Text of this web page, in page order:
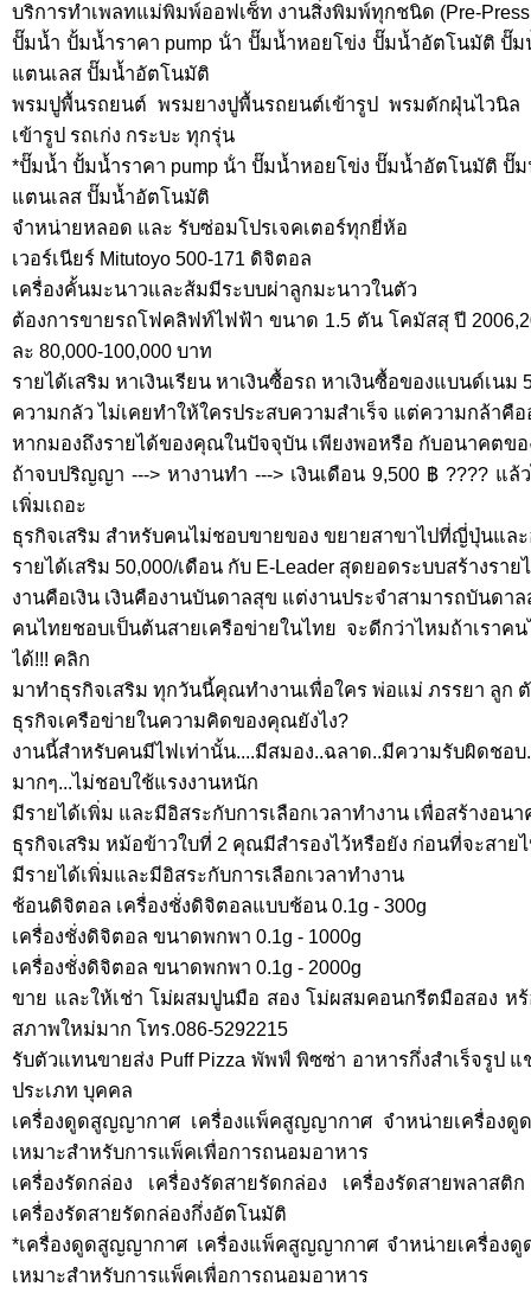
บริการทำเพลทแม่พิมพ์ออฟเซ็ท งานสิ่งพิมพ์ทุกชนิด (Pre-Press
ปั๊มน้ำ ปั้มน้ำราคา pump น้ํา ปั๊มน้ำหอยโข่ง ปั๊มน้ำอัตโนมัติ ปั๊
แตนเลส ปั๊มน้ำอัตโนมัติ
พรมปูพื้นรถยนต์ พรมยางปูพื้นรถยนต์เข้ารูป พรมดักฝุ่นไวนิ
เข้ารูป รถเก่ง กระบะ ทุกรุ่น
*ปั๊มน้ำ ปั้มน้ำราคา pump น้ํา ปั๊มน้ำหอยโข่ง ปั๊มน้ำอัตโนมัติ ปั๊
แตนเลส ปั๊มน้ำอัตโนมัติ
จำหน่ายหลอด และ รับซ่อมโปรเจคเตอร์ทุกยี่ห้อ
เวอร์เนียร์ Mitutoyo 500-171 ดิจิตอล
เครื่องคั้นมะนาวและส้มมีระบบผ่าลูกมะนาวในตัว
ต้องการขายรถโฟคลิฟท์ไฟฟ้า ขนาด 1.5 ตัน โคมัสสุ ปี
ละ 80,000-100,000 บาท
รายได้เสริม หาเงินเรียน หาเงินซื้อรถ หาเงินซื้อของแบนด์เนม
ความกลัว ไม่เคยทำให้ใครประสบความสำเร็จ แต่ความกล้าคื
หากมองถึงรายได้ของคุณในปัจจุบัน เพียงพอหรือ กับอนาคตข
ถ้าจบปริญญา ---> หางานทำ ---> เงินเดือน 9,500 ฿ ???? แล้
เพิ่มเถอะ
ธุรกิจเสริม สำหรับคนไม่ชอบขายของ ขยายสาขาไปที่ญี่ปุ่นและ
รายได้เสริม 50,000/เดือน กับ E-Leader สุดยอดระบบสร้างรา
งานคือเงิน เงินคืองานบันดาลสุข แต่งานประจำสามารถบันดา
คนไทยชอบเป็นต้นสายเครือข่ายในไทย จะดีกว่าไหมถ้าเราค
ได้!!! คลิก
มาทำธุรกิจเสริม ทุกวันนี้คุณทำงานเพื่อใคร พ่อแม่ ภรรยา ลูก ตั
ธุรกิจเครือข่ายในความคิดของคุณยังไง?
งานนี้สำหรับคนมีไฟเท่านั้น....มีสมอง..ฉลาด..มีความรับผิดชอบ
มากๆ...ไม่ชอบใช้แรงงานหนัก
มีรายได้เพิ่ม และมีอิสระกับการเลือกเวลาทำงาน เพื่อสร้าง
ธุรกิจเสริม หม้อข้าวใบที่ 2 คุณมีสำรองไว้หรือยัง ก่อนที่จะสายไ
มีรายได้เพิ่มและมีอิสระกับการเลือกเวลาทำงาน
ช้อนดิจิตอล เครื่องชั่งดิจิตอลแบบช้อน 0.1g - 300g
เครื่องชั่งดิจิตอล ขนาดพกพา 0.1g - 1000g
เครื่องชั่งดิจิตอล ขนาดพกพา 0.1g - 2000g
ขาย และให้เช่า โม่ผสมปูนมือ สอง โม่ผสมคอนกรีตมือสอง หร้
สภาพใหม่มาก โทร.086-5292215
รับตัวแทนขายส่ง Puff Pizza พัพฟ์ พิซซ่า อาหารกึ่งสำเร็จรูป
ประเภท บุคคล
เครื่องดูดสูญญากาศ เครื่องแพ็คสูญญากาศ จำหน่ายเครื่องดู
เหมาะสำหรับการแพ็คเพื่อการถนอมอาหาร
เครื่องรัดกล่อง เครื่องรัดสายรัดกล่อง เครื่องรัดสายพลาสติ
เครื่องรัดสายรัดกล่องกึ่งอัตโนมัติ
*เครื่องดูดสูญญากาศ เครื่องแพ็คสูญญากาศ จำหน่ายเครื่องดู
เหมาะสำหรับการแพ็คเพื่อการถนอมอาหาร